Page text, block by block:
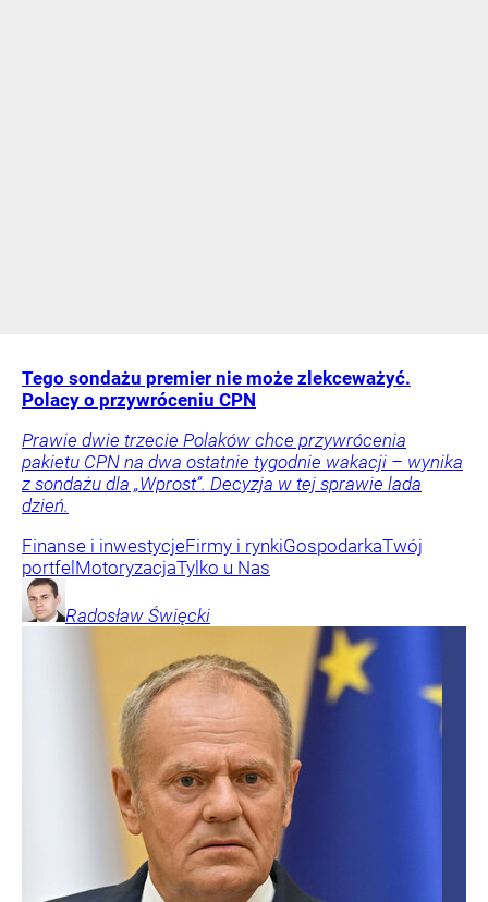
Tego sondażu premier nie może zlekceważyć.
Polacy o przywróceniu CPN
Prawie dwie trzecie Polaków chce przywrócenia
pakietu CPN na dwa ostatnie tygodnie wakacji – wynika
z sondażu dla „Wprost”. Decyzja w tej sprawie lada
dzień.
Finanse i inwestycjeFirmy i rynkiGospodarkaTwój
portfelMotoryzacjaTylko u Nas
Radosław Święcki